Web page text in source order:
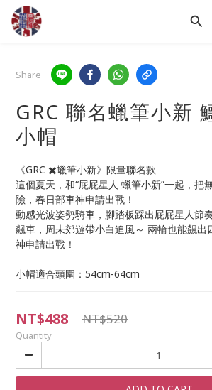
Share
GRC 聯名蠟筆小新
小帽
《GRC ✖️蠟筆小新》限量聯名款
這個夏天，和“屁屁星人 蠟筆小新”一起，把
險，春日部車神申請出戰！
動感光波姿勢騎車，腳踏板踩出屁屁星人節
飆車，周未郊遊帶小白追風～ 兩輪也能飆出
神申請出戰！
小帽適合頭圍：54cm-64cm
NT$488 NT$520
Quantity